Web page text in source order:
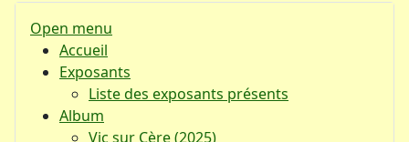
Open menu
Accueil
Exposants
Liste des exposants présents
Album
Vic sur Cère (2025)